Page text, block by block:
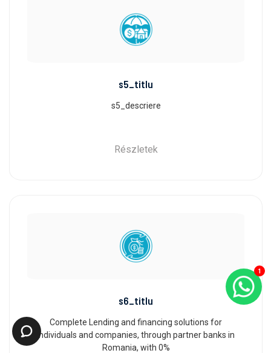
1
s5_titlu
s5_descriere
Részletek
s6_titlu
Complete Lending and financing solutions for
individuals and companies, through partner banks in
Romania, with 0%